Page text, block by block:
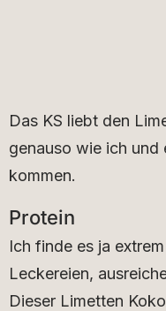
Das KS liebt den
genauso wie ich
kommen.
Protein
Ich finde es ja
Leckereien,
Dieser Limetten